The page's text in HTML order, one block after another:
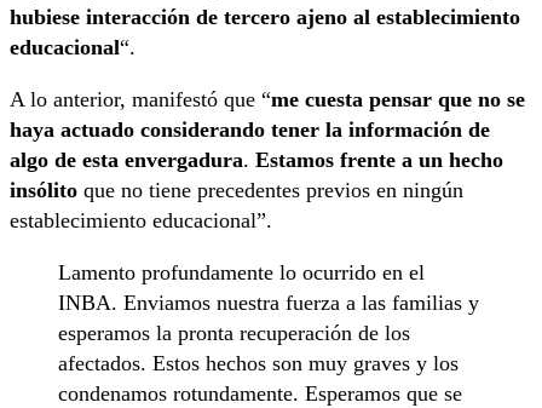
hubiese interacción de tercero ajeno al establecimiento
educacional“.
A lo anterior, manifestó que “me cuesta pensar que no se
haya actuado considerando tener la información de
algo de esta envergadura. Estamos frente a un hecho
insólito que no tiene precedentes previos en ningún
establecimiento educacional”.
Lamento profundamente lo ocurrido en el
INBA. Enviamos nuestra fuerza a las familias y
esperamos la pronta recuperación de los
afectados. Estos hechos son muy graves y los
condenamos rotundamente. Esperamos que se